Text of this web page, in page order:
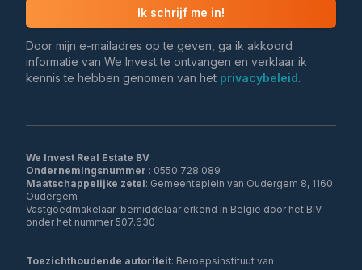
Ik schrijf me in!
Door mijn e-mailadres op te geven, ga ik akkoord
informatie van We Invest te ontvangen en verklaar ik
kennis te hebben genomen van het privacybeleid.
We Invest Real Estate BV
Ondernemingsnummer
Maatschappelijke zetel: Gemeenteplein van Oudergem 8, 1160
Oudergem
Vastgoedmakelaar-bemiddelaar erkend in België door het BIV
onder het nummer 507.630
Toezichthoudende autoriteit: Beroepsinstituut van